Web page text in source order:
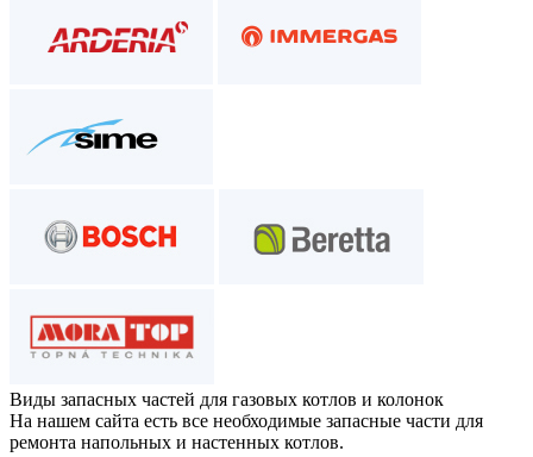
Виды запасных частей для газовых котлов и колонок
На нашем сайта есть все необходимые запасные части для
ремонта напольных и настенных котлов.